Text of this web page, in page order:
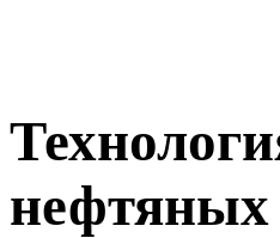
нефтяных